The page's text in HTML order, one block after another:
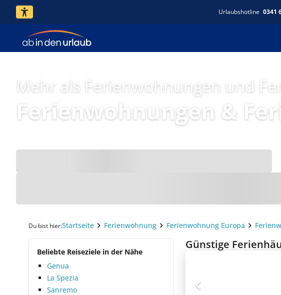
Urlaubshotline 0341
Mehr als Ferienwohnungen und
Ferienwohnungen &
Du bist hier:Startseite Ferienwohnung Ferienwohnung Europa
Beliebte Reiseziele in der Nähe
Genua
La Spezia
Sanremo
Günstige